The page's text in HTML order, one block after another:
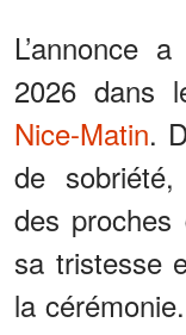
L’annonce
2026 dans
Nice-Matin.
de
des
sa tristesse
la